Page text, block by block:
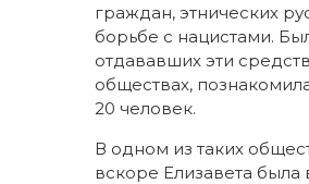
граждан, этнических
борьбе с нацистами.
отдававших эти
обществах,
20 человек.
В одном из таких
вскоре Елизавета